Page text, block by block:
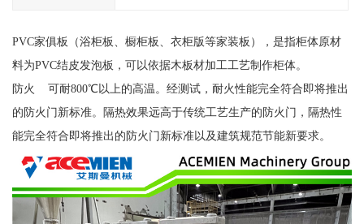
PVC家俱板（浴柜板、橱柜板、衣柜版等家装板），是指柜体原材
料为PVC结皮发泡板，可以依据木板材加工工艺制作柜体。
防火 可耐800℃以上的高温。经测试，耐火性能完全符合即将推出
的防火门新标准。隔热效果远高于传统工艺生产的防火门，隔热性
能完全符合即将推出的防火门新标准以及建筑规范节能新要求。